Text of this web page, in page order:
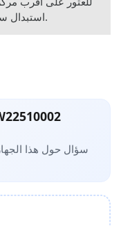
استبدال سلك الطاقة التالف فقط بواسطة كينوود.